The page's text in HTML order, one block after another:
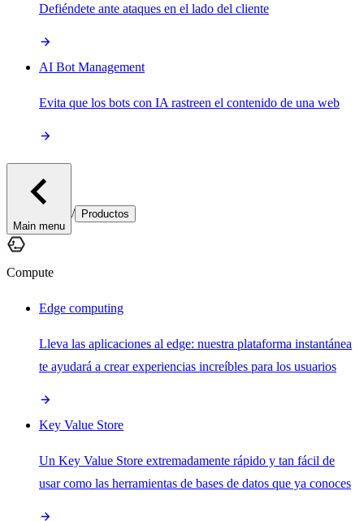
Defiéndete ante ataques en el lado del cliente
AI Bot Management
Evita que los bots con IA rastreen el contenido de una web
Main menu
/ Productos
Compute
Edge computing
Lleva las aplicaciones al edge: nuestra plataforma instantánea
te ayudará a crear experiencias increíbles para los usuarios
Key Value Store
Un Key Value Store extremadamente rápido y tan fácil de
usar como las herramientas de bases de datos que ya conoces